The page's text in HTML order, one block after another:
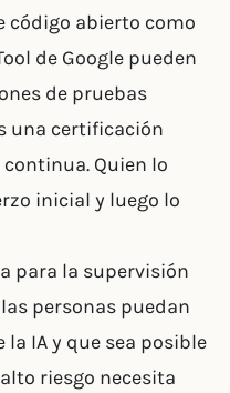
código abierto como
de Google pueden
de pruebas
una certificación
Quien lo
inicial y luego lo
para la supervisión
personas puedan
IA y que sea posible
riesgo necesita